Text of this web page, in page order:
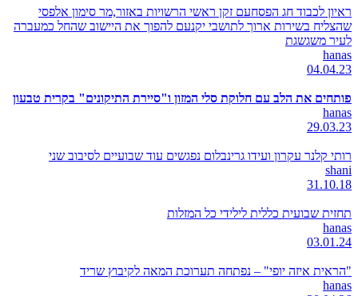
ראיון לכבוד חג הפסחעם זקן ראשי הרשויות באזור,מר סימון אלפסי
שהצליח בשירות ארוך לתושבי יקנעם להפוך את היישוב שהחל כמעברה
לעיר משגשגת
hanas
04.04.23
פותחים את הלב עם חלוקת סלי המזון ו"סיירת התיקונים" בקרית טבעון
hanas
29.03.23
רותי קלנר עקרון ועידו גרינבלום נפגשים עוד שבועיים לסיבוב שני
shani
31.10.18
תחזית שבועית כללית לילידי כל המזלות
hanas
03.01.24
"הראית איזה יופי" – נפתחה תערוכת המאה לקיבוץ שריד
hanas